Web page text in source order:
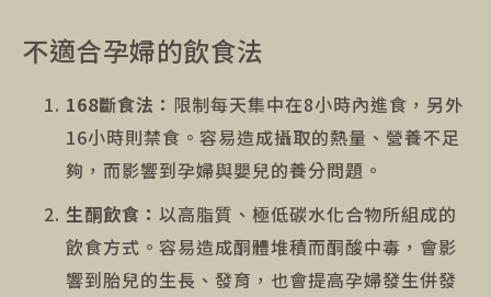
不適合孕婦的飲食法
168斷食法： 限制每天集中在8小時內進食，另外
16小時則禁食。容易造成攝取的熱量、營養不足
夠，而影響到孕婦與嬰兒的養分問題。
生酮飲食： 以高脂質、極低碳水化合物所組成的
飲食方式。容易造成酮體堆積而酮酸中毒，會影
響到胎兒的生長、發育，也會提高孕婦發生併發